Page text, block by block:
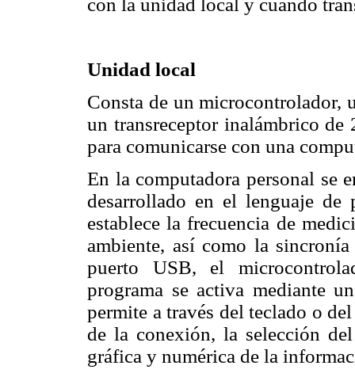
Unidad local
Consta de un microcontrolador,
un transreceptor inalámbrico
para comunicarse con una
En la computadora personal se
desarrollado en el lenguaje de
establece la frecuencia de
ambiente, así como la
puerto USB, el
programa se activa mediante
permite a través del teclado o
de la conexión, la selección
gráfica y numérica de la